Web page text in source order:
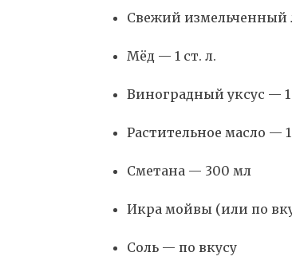
Свежий измельченный
Мёд — 1 ст. л.
Виноградный уксус — 1
Растительное масло — 1
Сметана — 300 мл
Икра мойвы (или по
Соль — по вкусу